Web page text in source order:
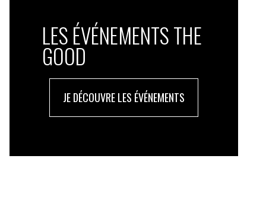
LES ÉVÉNEMENTS THE
GOOD
JE DÉCOUVRE LES ÉVÉNEMENTS